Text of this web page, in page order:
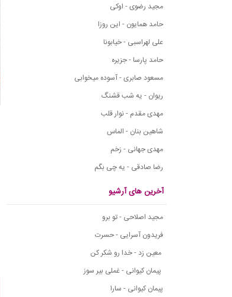
مجید رضوی - اوکی
حامد همایون - این روزا
علی لهراسبی - خیابونا
حامد پارسا - جزیره
مسعود صابری - آسوده میخوابی
ریوان - یه شب قشنگ
مهدی مقدم - نوار قلب
شاهین بنان - الماس
مهدی جهانی - زخم
رضا صادقی - یه چی بگم
آخرین های آرشیو
مجید اصلاحی - تو برو
فریدون آسرایی - حسرت
معین زد - خدا رو شکر کن
پیمان کیوانی - غملی بیر سوز
پیمان کیوانی - سارا